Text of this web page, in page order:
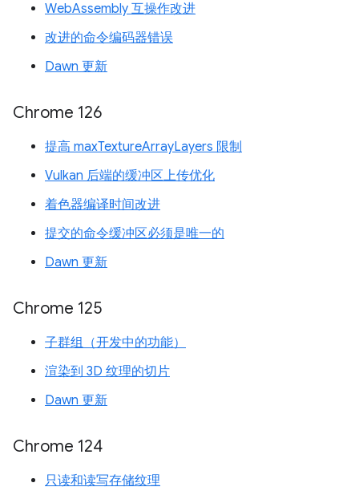
WebAssembly 互操作改进
改进的命令编码器错误
Dawn 更新
Chrome 126
提高 maxTextureArrayLayers 限制
Vulkan 后端的缓冲区上传优化
着色器编译时间改进
提交的命令缓冲区必须是唯一的
Dawn 更新
Chrome 125
子群组（开发中的功能）
渲染到 3D 纹理的切片
Dawn 更新
Chrome 124
只读和读写存储纹理